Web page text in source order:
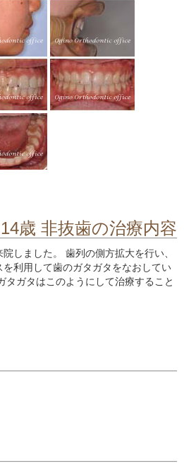
歳 非抜歯の治療内容
しました。 歯列の側方拡大を行い、
利用して歯のガタガタをなおしてい
ガタはこのようにして治療すること
作用について